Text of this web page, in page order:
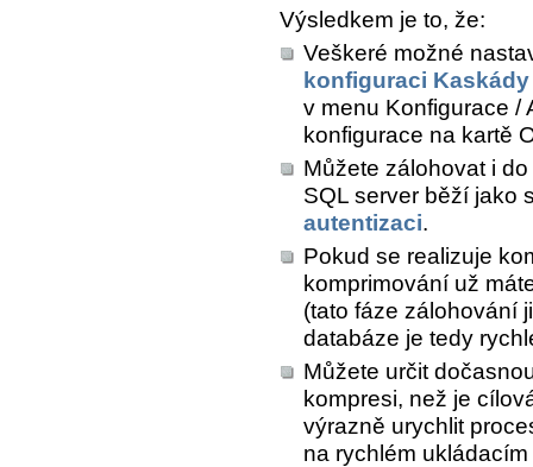
Výsledkem je to, že:
Veškeré možné
konfiguraci Kaskády
v menu Konfigurace /
konfigurace na kartě
Můžete zálohovat i
SQL server běží jako
autentizaci.
Pokud se realizuje
komprimování už
(tato fáze zálohování
databáze je tedy
Můžete určit
kompresi, než je
výrazně urychlit
na rychlém